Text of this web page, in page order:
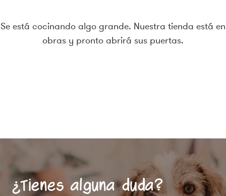
Se está cocinando algo grande. Nuestra tienda está en
obras y pronto abrirá sus puertas.
¿Tienes alguna duda?